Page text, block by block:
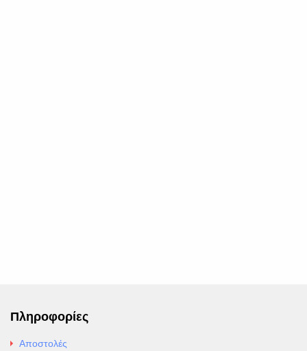
Πληροφορίες
Αποστολές